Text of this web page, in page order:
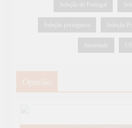
Seleção de Portugal
Seleção portuguesa Seleção
Sociedade
Opinião